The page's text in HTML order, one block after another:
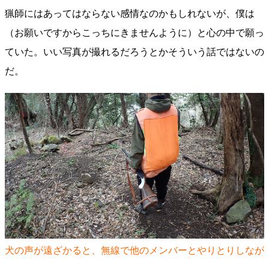
猟師にはあってはならない感情なのかもしれないが、僕は
（お願いですからこっちにきませんように）と心の中で願っ
ていた。いい写真が撮れるだろうとかそういう話ではないの
だ。
犬の声が遠ざかると、無線で他のメンバーとやりとりしなが